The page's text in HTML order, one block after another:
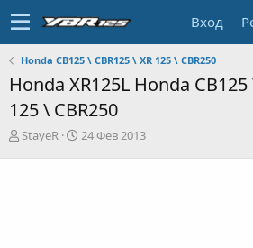
Вход
Honda CB125 \ CBR125 \ XR 125 \ CBR250
Honda XR125L Honda CB125
125 \ CBR250
А
StayeR
Д
24 Фев 2013